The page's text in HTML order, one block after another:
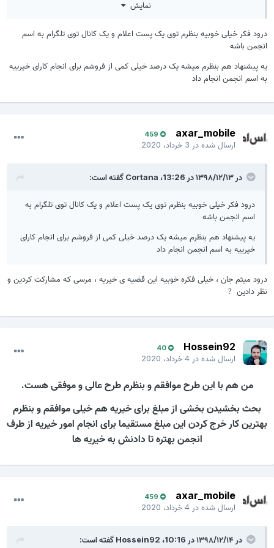
بعضیا میان و این قطعات نایاب رو به قیمت گزافی میفروشن ،
بازگشت یا اصلا فروش غیر قانونی باشه و کلاهبرداری
بکنیم تا با خیال راحت اقلاممون رو برای فروش بذاریم یا خرید
انجام بدیم و یا درخواست قطعه و تعمیر ؟
از دوستان و همکاران لطفا هرکسی ، هر نظری داره
نمایش
درود فکر خیلی خوبیه بنظرم توی یک پست اعلام و یک کانال توی تلگرام به اسم
انجمن باشه
یه پیشنهاد هم بنظرم میشه یک درصد خیلی کمی از فروشم برای انجام کارای خیرییه
به اسم انجمن انجام داد
axar_mobile
459
ارسال شده در3 خرداد، 2020
در ۱۳۹۸/۱۲/۱۳ در 13:26، Cortanaگفته است:
درود فکر خیلی خوبیه بنظرم توی یک پست اعلام و یک کانال توی تلگرام به
اسم انجمن باشه
یه پیشنهاد هم بنظرم میشه یک درصد خیلی کمی از فروشم برای انجام کارای
خیرییه به اسم انجمن انجام داد
درود میثم جان ، خیلی فکره خوبیه این قضیه ی خیریه ، مرسی که مشارکت کردین و
نظر دادین?
Hossein92
40
ارسال شده در4 خرداد، 2020
من هم با این طرح موافقم و بنظرم طرح عالی و موفقی هست.
بحث بخشیدن بخشی از مبلغ برای خیریه هم خیلی موافقم و بنظرم
بهترین کار خرج کردن این مبلغ مستقیما برای انجام امور خیریه از طرف
انجمن بهتره تا دادنش به خیریه ها
axar_mobile
459
ارسال شده در4 خرداد، 2020
در ۱۳۹۸/۱۲/۱۴ در 10:16، Hossein92گفته است: